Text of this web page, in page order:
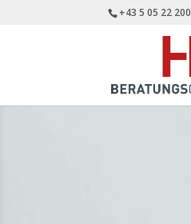
+43 5 05 22 200